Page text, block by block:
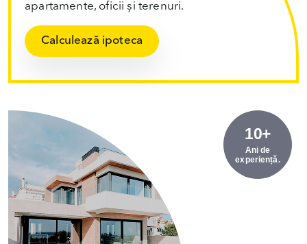
apartamente, oficii și terenuri.
Calculează ipoteca
10+
Ani de
experiență.